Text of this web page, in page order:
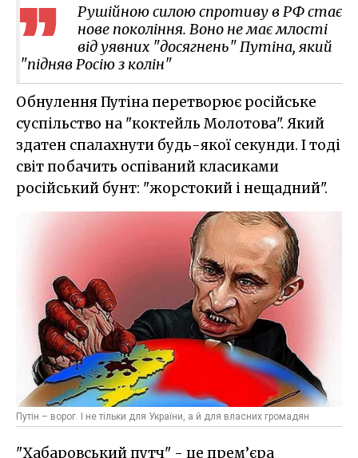
Рушійною силою спротиву в РФ стає
нове покоління. Воно не має млості
від уявних "досягнень" Путіна, який
"підняв Росію з колін"
Обнулення Путіна перетворює російське
суспільство на "коктейль Молотова". Який
здатен спалахнути будь-якої секунди. І тоді
світ побачить оспіваний класиками
російський бунт: "жорстокий і нещадний".
Путін – ворог. І не тільки для України, а й для власних громадян
"Хабаровський путч" - це прем’єра